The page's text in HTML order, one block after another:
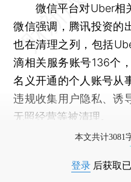
微信平台对Uber相
微信强调，腾讯投资的
也在清理之列，包括
滴相关服务账号136个
名义开通的个人账号从
违规收集用户隐私、诱
无照经营等被清理。
本文共计3081
登录 后获取